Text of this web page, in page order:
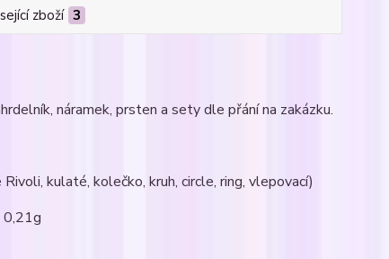
zboží 3
náramek, prsten a sety dle přání na zakázku.
kulaté, kolečko, kruh, circle, ring, vlepovací)
0,21g